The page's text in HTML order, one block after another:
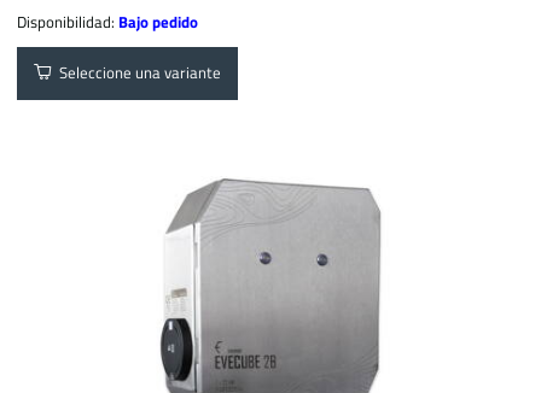
Disponibilidad: Bajo pedido
Seleccione una variante